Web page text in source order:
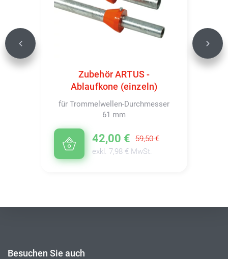
Zubehör ARTUS -
Ablaufkone (einzeln)
für Trommelwellen-Durchmesser
61 mm
42,00 €
59,50 €
exkl. 7,98 € MwSt.
Previous Next
Besuchen Sie auch